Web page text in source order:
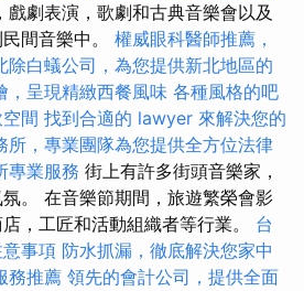
戲劇表演，歌劇和古典音樂會以及
間音樂中。 權威眼科醫師推薦，
除白蟻公司，為您提供新北地區的
，呈現精緻西餐風味 各種風格的吧
間 找到合適的 lawyer 來解決您的
所，專業團隊為您提供全方位法律
專業服務 街上有許多街頭音樂家，
。 在音樂節期間，旅遊繁榮會影
，工匠和活動組織者等行業。 台
事項 防水抓漏，徹底解決您家中
務推薦 領先的會計公司，提供全面